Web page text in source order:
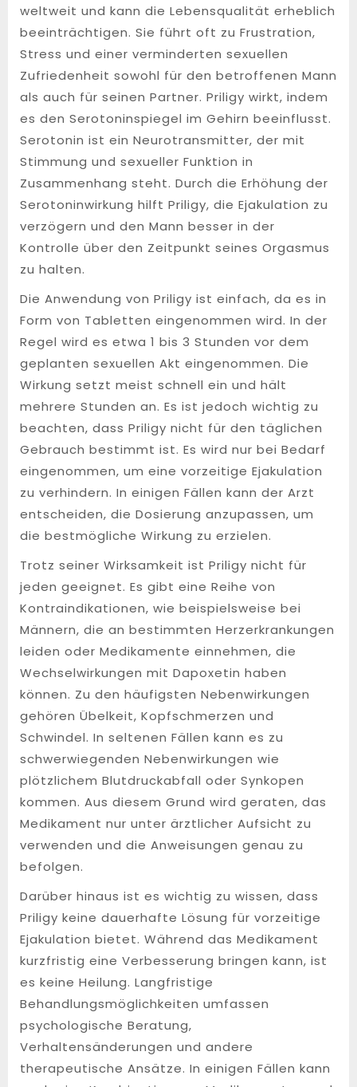
weltweit und kann die Lebensqualität erheblich
beeinträchtigen. Sie führt oft zu Frustration,
Stress und einer verminderten sexuellen
Zufriedenheit sowohl für den betroffenen Mann
als auch für seinen Partner. Priligy wirkt, indem
es den Serotoninspiegel im Gehirn beeinflusst.
Serotonin ist ein Neurotransmitter, der mit
Stimmung und sexueller Funktion in
Zusammenhang steht. Durch die Erhöhung der
Serotoninwirkung hilft Priligy, die Ejakulation zu
verzögern und den Mann besser in der
Kontrolle über den Zeitpunkt seines Orgasmus
zu halten.
Die Anwendung von Priligy ist einfach, da es in
Form von Tabletten eingenommen wird. In der
Regel wird es etwa 1 bis 3 Stunden vor dem
geplanten sexuellen Akt eingenommen. Die
Wirkung setzt meist schnell ein und hält
mehrere Stunden an. Es ist jedoch wichtig zu
beachten, dass Priligy nicht für den täglichen
Gebrauch bestimmt ist. Es wird nur bei Bedarf
eingenommen, um eine vorzeitige Ejakulation
zu verhindern. In einigen Fällen kann der Arzt
entscheiden, die Dosierung anzupassen, um
die bestmögliche Wirkung zu erzielen.
Trotz seiner Wirksamkeit ist Priligy nicht für
jeden geeignet. Es gibt eine Reihe von
Kontraindikationen, wie beispielsweise bei
Männern, die an bestimmten Herzerkrankungen
leiden oder Medikamente einnehmen, die
Wechselwirkungen mit Dapoxetin haben
können. Zu den häufigsten Nebenwirkungen
gehören Übelkeit, Kopfschmerzen und
Schwindel. In seltenen Fällen kann es zu
schwerwiegenden Nebenwirkungen wie
plötzlichem Blutdruckabfall oder Synkopen
kommen. Aus diesem Grund wird geraten, das
Medikament nur unter ärztlicher Aufsicht zu
verwenden und die Anweisungen genau zu
befolgen.
Darüber hinaus ist es wichtig zu wissen, dass
Priligy keine dauerhafte Lösung für vorzeitige
Ejakulation bietet. Während das Medikament
kurzfristig eine Verbesserung bringen kann, ist
es keine Heilung. Langfristige
Behandlungsmöglichkeiten umfassen
psychologische Beratung,
Verhaltensänderungen und andere
therapeutische Ansätze. In einigen Fällen kann